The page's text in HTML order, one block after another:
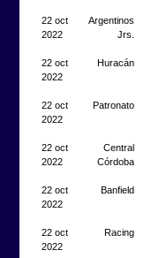
22 oct
2022
Argentinos
Jrs.
22 oct
2022
Huracán
22 oct
2022
Patronato
22 oct
2022
Central
Córdoba
22 oct
2022
Banfield
22 oct
2022
Racing